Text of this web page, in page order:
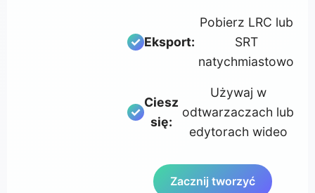
Eksport:
Pobierz LRC lub
SRT
natychmiastowo
Ciesz
się:
Używaj w
odtwarzaczach lub
edytorach wideo
Zacznij tworzyć